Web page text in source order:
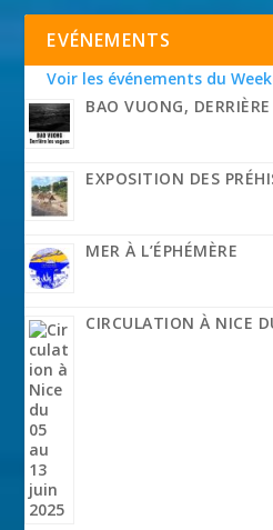
EVÉNEMENTS
Voir les événements du
BAO VUONG,
EXPOSITION DES
MER À L’ÉPHÉMÈRE
CIRCULATION À NICE